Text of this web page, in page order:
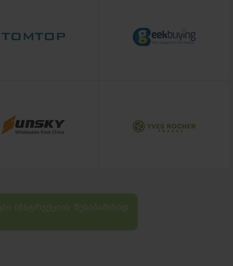
ინსტრუქციის შესაბამისად